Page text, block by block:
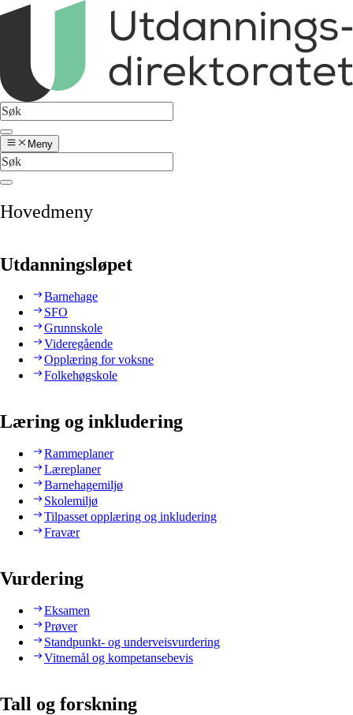
Meny
Hovedmeny
Utdanningsløpet
Barnehage
SFO
Grunnskole
Videregående
Opplæring for voksne
Folkehøgskole
Læring og inkludering
Rammeplaner
Læreplaner
Barnehagemiljø
Skolemiljø
Tilpasset opplæring og inkludering
Fravær
Vurdering
Eksamen
Prøver
Standpunkt- og underveisvurdering
Vitnemål og kompetansebevis
Tall og forskning